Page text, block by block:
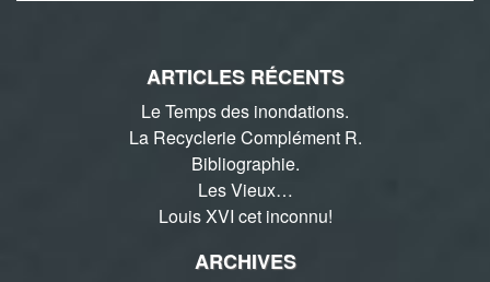
ARTICLES RÉCENTS
Le Temps des inondations.
La Recyclerie Complément R.
Bibliographie.
Les Vieux…
Louis XVI cet inconnu!
ARCHIVES